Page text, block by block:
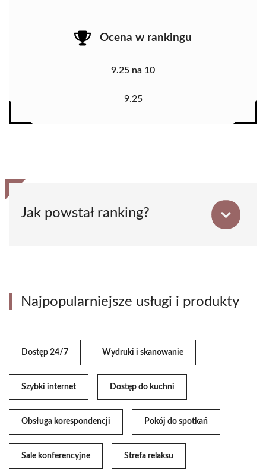
Ocena w rankingu
9.25 na 10
9.25
Jak powstał ranking?
Najpopularniejsze usługi i produkty
Dostęp 24/7 Wydruki i skanowanie
Szybki internet Dostęp do kuchni
Obsługa korespondencji Pokój do spotkań
Sale konferencyjne Strefa relaksu